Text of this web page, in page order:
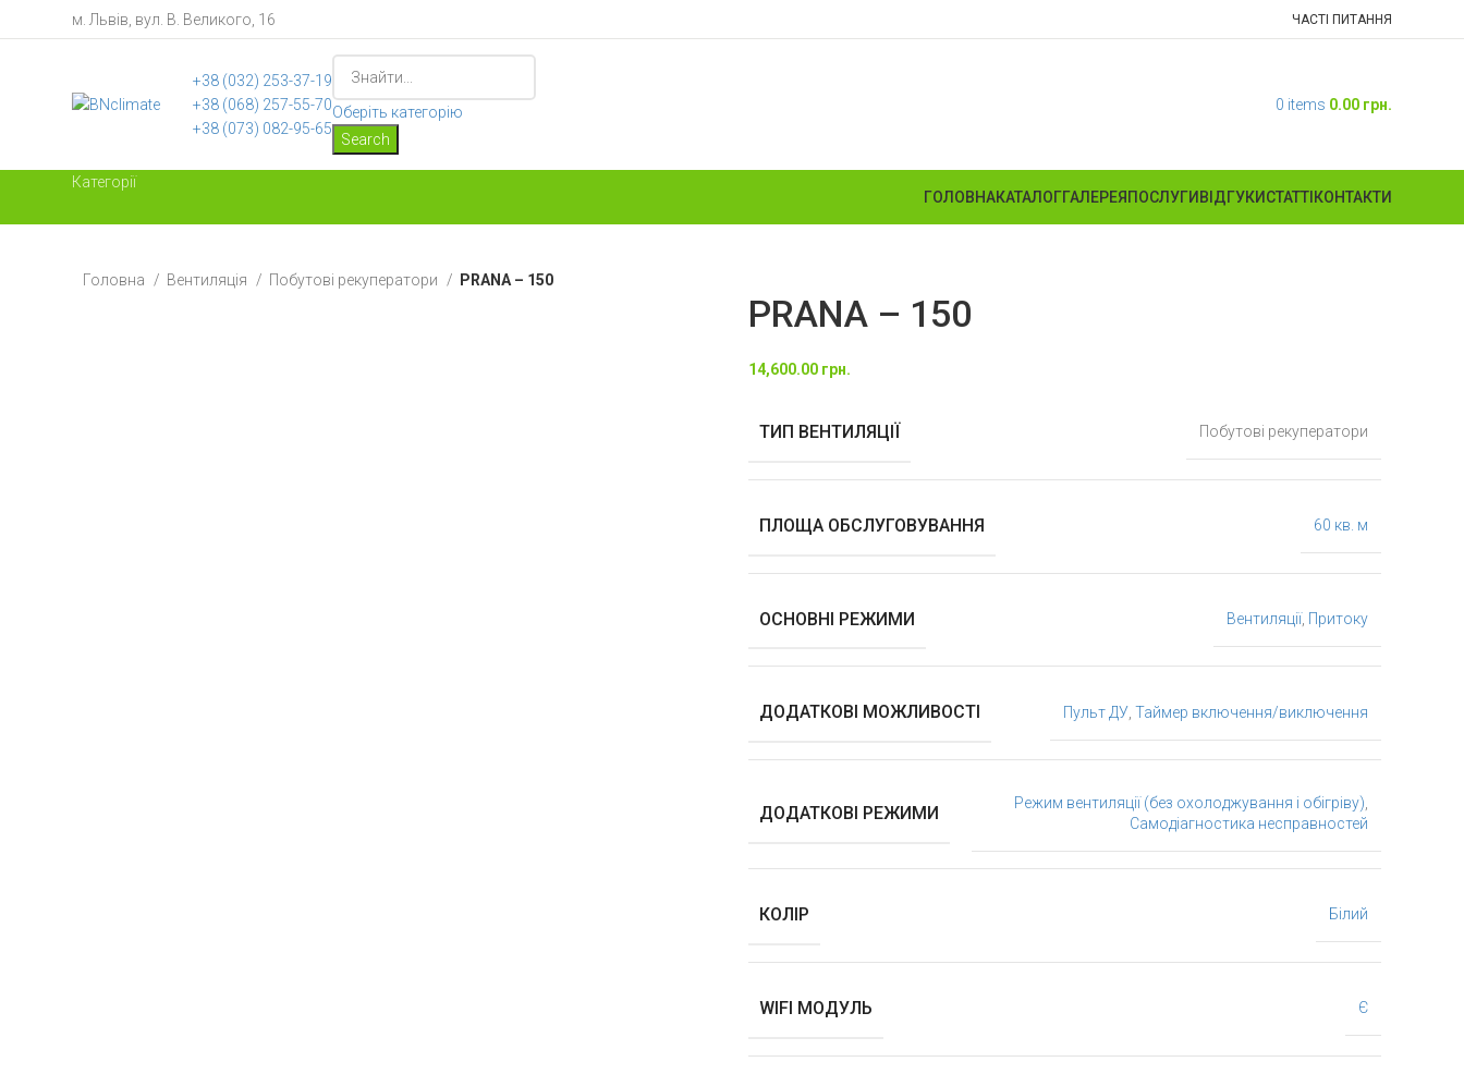
м. Львів, вул. В. Великого, 16 ЧАСТІ ПИТАННЯ
+38 ‎(032) 253-37-19
+38 (068) 257-55-70
+38 (073) 082-95-65
Оберіть категорію
Search
0 items 0.00 грн.
Категорії
ГОЛОВНАКАТАЛОГГАЛЕРЕЯ ПОСЛУГИ ВІДГУКИ СТАТТІ КОНТАКТИ
Головна Вентиляція Побутові рекуператори PRANA – 150
PRANA – 150
14,600.00 грн.
ТИП ВЕНТИЛЯЦІЇ Побутові рекуператори
ПЛОЩА ОБСЛУГОВУВАННЯ 60 кв. м
ОСНОВНІ РЕЖИМИ Вентиляції, Притоку
ДОДАТКОВІ МОЖЛИВОСТІ Пульт ДУ Таймер включення/виключення
ДОДАТКОВІ РЕЖИМИ Режим вентиляції (без охолоджування і обігріву)
Самодіагностика несправностей
КОЛІР Білий
WIFI МОДУЛЬ Є